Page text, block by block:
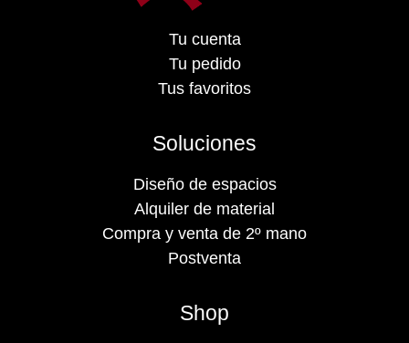
Tu cuenta
Tu pedido
Tus favoritos
Soluciones
Diseño de espacios
Alquiler de material
Compra y venta de 2º mano
Postventa
Shop